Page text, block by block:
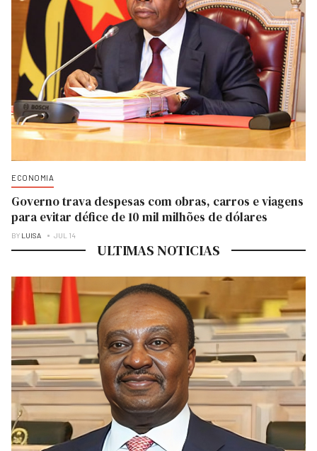
ECONOMIA
Governo trava despesas com obras, carros e viagens
para evitar défice de 10 mil milhões de dólares
BY LUISA JUL 14
ULTIMAS NOTICIAS